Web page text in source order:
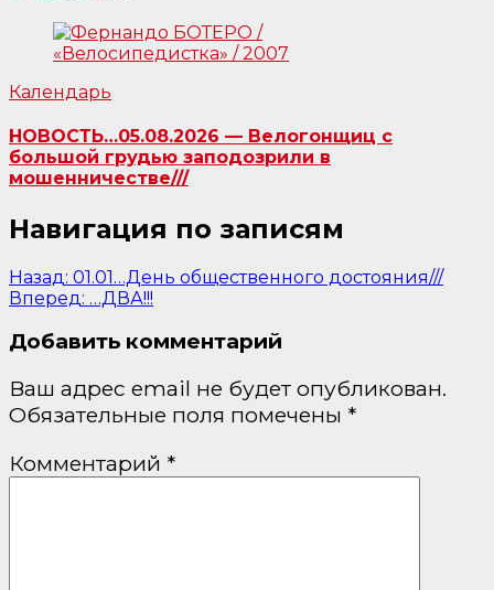
Календарь
НОВОСТЬ…05.08.2026 — Велогонщиц с
большой грудью заподозрили в
мошенничестве///
Навигация по записям
Назад: 01.01…День общественного достояния///
Вперед: …ДВА!!!
Добавить комментарий
Ваш адрес email не будет опубликован.
Обязательные поля помечены *
Комментарий *